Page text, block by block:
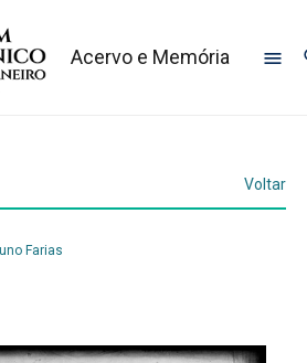
Acervo e Memória
Voltar
Farias